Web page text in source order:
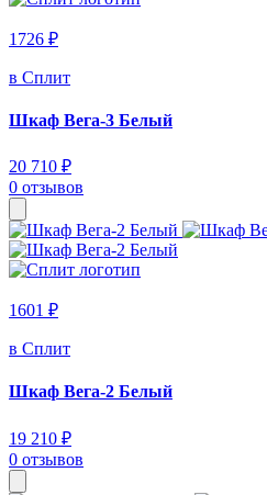
1726 ₽
в Сплит
Шкаф Вега-3 Белый
20 710 ₽
0 отзывов
1601 ₽
в Сплит
Шкаф Вега-2 Белый
19 210 ₽
0 отзывов